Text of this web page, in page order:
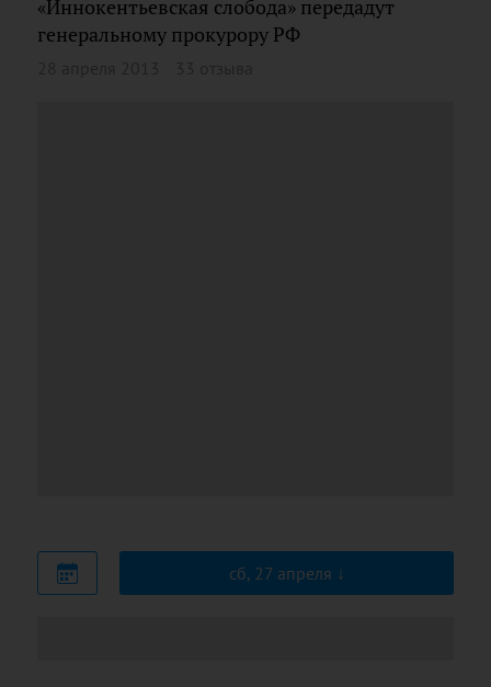
«Иннокентьевская слобода» передадут
генеральному прокурору РФ
сб, 27 апреля